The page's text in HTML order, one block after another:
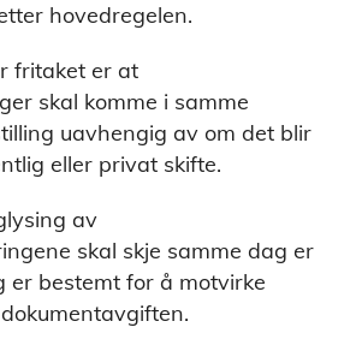
hovedregelen.
fritaket er at
skal komme i samme
uavhengig av om det blir
eller privat skifte.
av
skal skje samme dag er
bestemt for å motvirke